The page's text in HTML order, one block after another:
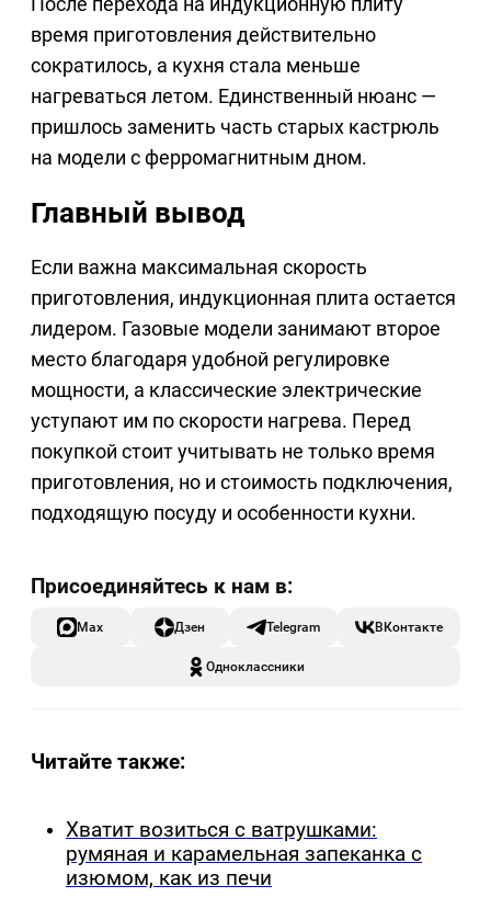
время приготовления действительно
сократилось, а кухня стала меньше
нагреваться летом. Единственный нюанс —
пришлось заменить часть старых кастрюль
на модели с ферромагнитным дном.
Главный вывод
Если важна максимальная скорость
приготовления, индукционная плита остается
лидером. Газовые модели занимают второе
место благодаря удобной регулировке
мощности, а классические электрические
уступают им по скорости нагрева. Перед
покупкой стоит учитывать не только время
приготовления, но и стоимость подключения,
подходящую посуду и особенности кухни.
Max Дзен Telegram ВКонтакте
Одноклассники
Читайте также:
Хватит возиться с ватрушками:
румяная и карамельная запеканка с
изюмом, как из печи